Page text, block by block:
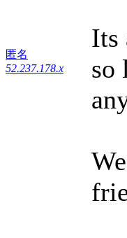
匿名
52.237.178.x
Its
so